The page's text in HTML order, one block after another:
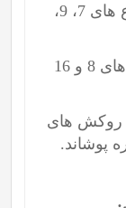
قرنیز ام دی اف اغلب در ارتفاع های 7، 9،
قرنیز ام دی اف در ضخامت های 8 و 16
روکش های
پوشاند.